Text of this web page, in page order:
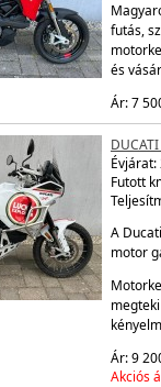
futás,
és
Ár: 7
DUCATI
Évjárat:
Futott
A
motor
Ár: 9
Akciós